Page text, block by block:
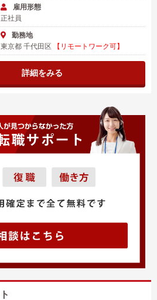
雇用形態
正社員
勤務地
東京都 千代田区
【リモートワーク可】
詳細をみる